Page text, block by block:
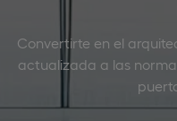
Convertirte en el
actualizada a las